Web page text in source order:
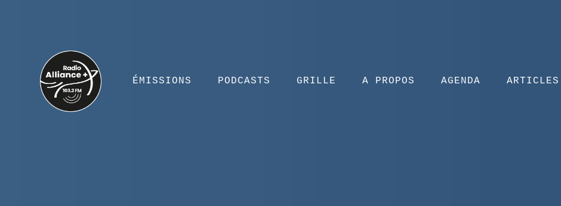
ÉMISSIONS PODCASTS GRILLE A PROPOS AGENDA ARTICLES